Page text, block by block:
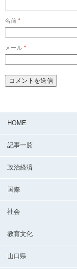
名前 *
メール *
HOME
記事一覧
政治経済
国際
社会
教育文化
山口県